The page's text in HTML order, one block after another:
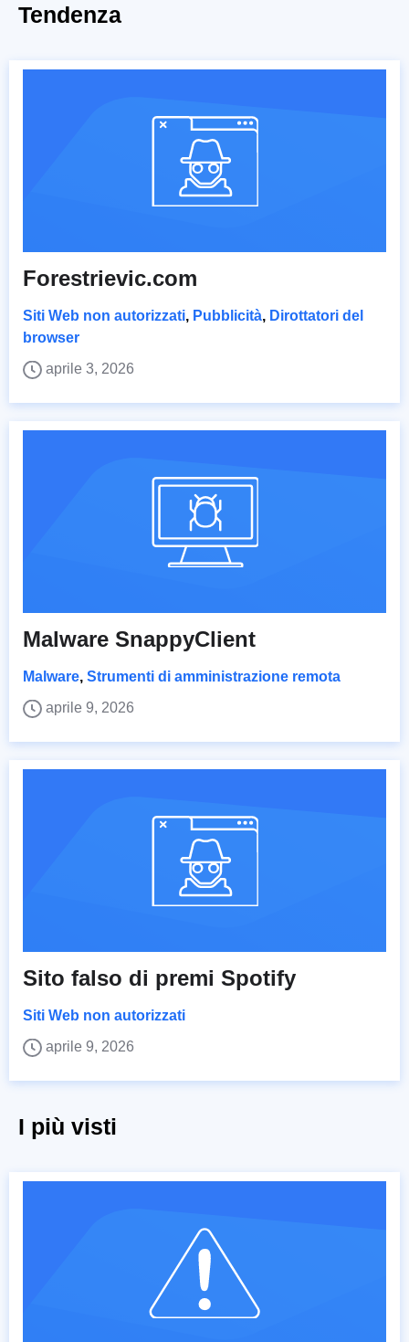
Tendenza
Forestrievic.com
Siti Web non autorizzati, Pubblicità, Dirottatori del
browser
aprile 3, 2026
Malware SnappyClient
Malware, Strumenti di amministrazione remota
aprile 9, 2026
Sito falso di premi Spotify
Siti Web non autorizzati
aprile 9, 2026
I più visti